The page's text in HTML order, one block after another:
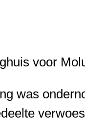
voor
was